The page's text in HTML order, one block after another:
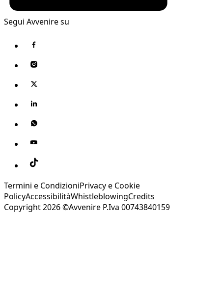
Segui Avvenire su
Termini e CondizioniPrivacy e Cookie
PolicyAccessibilitàWhistleblowingCredits
Copyright 2026 ©Avvenire P.Iva 00743840159